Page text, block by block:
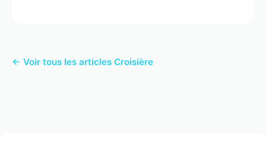
← Voir tous les articles Croisière